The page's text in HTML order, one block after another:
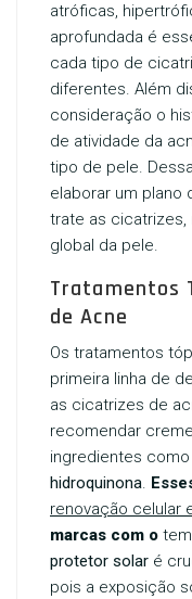
atróficas,
aprofundada é
cada tipo de
diferentes. Além
consideração o
de atividade da
tipo de pele.
elaborar um plano
trate as cicatrizes,
global da pele.
Tratamentos
de Acne
Os tratamentos
primeira linha de
as cicatrizes de
recomendar
ingredientes como
hidroquinona.
renovação celular
marcas com o
protetor solar é
pois a exposição